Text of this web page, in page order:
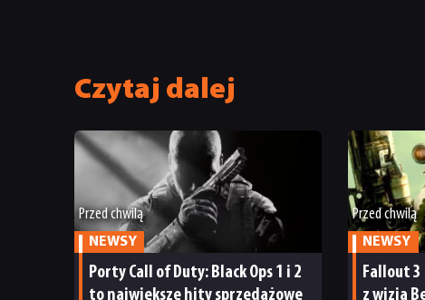
Czytaj dalej
Przed chwilą
NEWSY
Porty Call of Duty: Black Ops 1 i 2
to największe hity sprzedażowe
Przed chwilą
NEWSY
Fallout 3
z wizją